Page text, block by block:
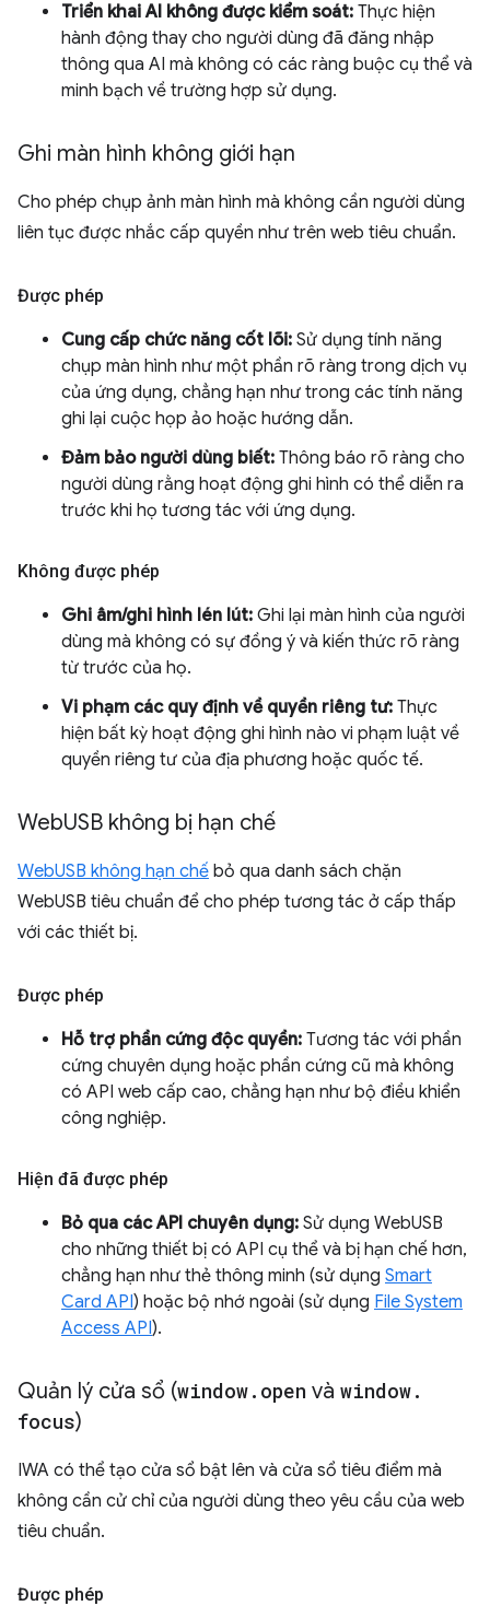
Triển khai AI không được kiểm soát: Thực hiện
hành động thay cho người dùng đã đăng nhập
thông qua AI mà không có các ràng buộc cụ thể và
minh bạch về trường hợp sử dụng.
Ghi màn hình không giới hạn
Cho phép chụp ảnh màn hình mà không cần người dùng
liên tục được nhắc cấp quyền như trên web tiêu chuẩn.
Được phép
Cung cấp chức năng cốt lõi: Sử dụng tính năng
chụp màn hình như một phần rõ ràng trong dịch vụ
của ứng dụng, chẳng hạn như trong các tính năng
ghi lại cuộc họp ảo hoặc hướng dẫn.
Đảm bảo người dùng biết: Thông báo rõ ràng cho
người dùng rằng hoạt động ghi hình có thể diễn ra
trước khi họ tương tác với ứng dụng.
Không được phép
Ghi âm/ghi hình lén lút: Ghi lại màn hình của người
dùng mà không có sự đồng ý và kiến thức rõ ràng
từ trước của họ.
Vi phạm các quy định về quyền riêng tư: Thực
hiện bất kỳ hoạt động ghi hình nào vi phạm luật về
quyền riêng tư của địa phương hoặc quốc tế.
WebUSB không bị hạn chế
WebUSB không hạn chế bỏ qua danh sách chặn
WebUSB tiêu chuẩn để cho phép tương tác ở cấp thấp
với các thiết bị.
Được phép
Hỗ trợ phần cứng độc quyền: Tương tác với phần
cứng chuyên dụng hoặc phần cứng cũ mà không
có API web cấp cao, chẳng hạn như bộ điều khiển
công nghiệp.
Hiện đã được phép
Bỏ qua các API chuyên dụng: Sử dụng WebUSB
cho những thiết bị có API cụ thể và bị hạn chế hơn,
chẳng hạn như thẻ thông minh (sử dụng Smart
Card API) hoặc bộ nhớ ngoài (sử dụng File System
Access API).
Quản lý cửa sổ (window. open và window.
focus)
IWA có thể tạo cửa sổ bật lên và cửa sổ tiêu điểm mà
không cần cử chỉ của người dùng theo yêu cầu của web
tiêu chuẩn.
Được phép